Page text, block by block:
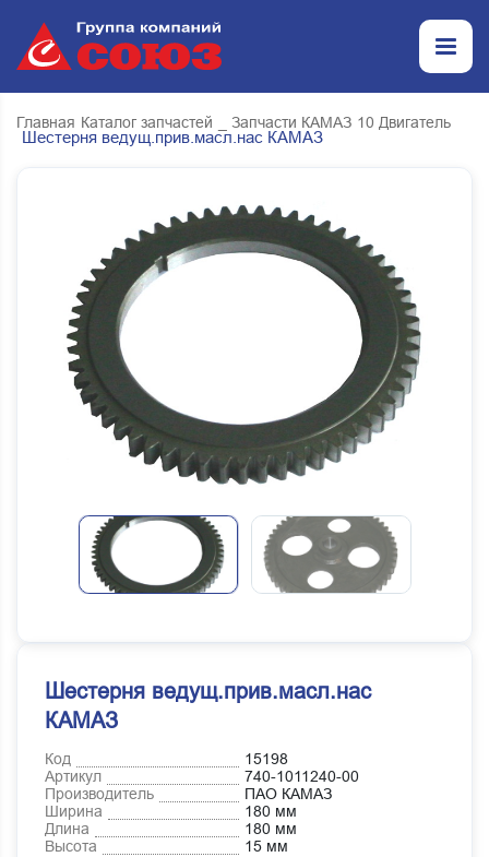
Главная Каталог запчастей _ Запчасти КАМАЗ 10 Двигатель
Шестерня ведущ.прив.масл.нас КАМАЗ
Шестерня ведущ.прив.масл.нас
КАМАЗ
Код
15198
Артикул
740-1011240-00
Производитель
ПАО КАМАЗ
Ширина
180 мм
Длина
180 мм
Высота
15 мм